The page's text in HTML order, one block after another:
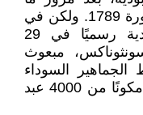
يقرب من خمس سنوات على بدء ثورة 1789. ولكن في
سانت دومينغو، أُعلن إلغاء العبودية رسميًا في 29
سونثوناكس، مبعوث
السوداء
المتمردة. قاد توسان لوفرتور جيشًا مكونًا من 4000 عبد